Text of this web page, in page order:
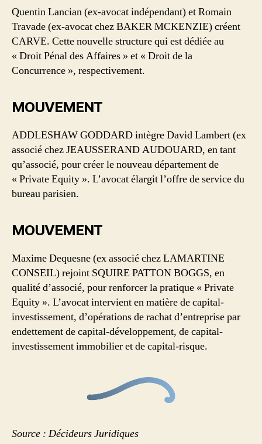
Quentin Lancian (ex-avocat indépendant) et Romain
Travade (ex-avocat chez BAKER MCKENZIE) créent
CARVE. Cette nouvelle structure qui est dédiée au
« Droit Pénal des Affaires » et « Droit de la
Concurrence », respectivement.
MOUVEMENT
ADDLESHAW GODDARD intègre David Lambert (ex
associé chez JEAUSSERAND AUDOUARD, en tant
qu’associé, pour créer le nouveau département de
« Private Equity ». L’avocat élargit l’offre de service du
bureau parisien.
MOUVEMENT
Maxime Dequesne (ex associé chez LAMARTINE
CONSEIL) rejoint SQUIRE PATTON BOGGS, en
qualité d’associé, pour renforcer la pratique « Private
Equity ». L’avocat intervient en matière de capital-
investissement, d’opérations de rachat d’entreprise par
endettement de capital-développement, de capital-
investissement immobilier et de capital-risque.
Source : Décideurs Juridiques